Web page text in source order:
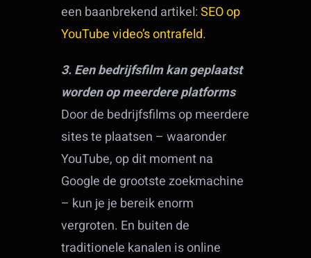
een baanbrekend artikel:SEO op
YouTube video’s ontrafeld.
3. Een bedrijfsfilm kan geplaatst
worden op meerdere platforms
Door de bedrijfsfilms op meerdere
sites te plaatsen – waaronder
YouTube, op dit moment na
Google de grootste zoekmachine
– kun je je bereik enorm
vergroten. En buiten de
traditionele kanalen is online